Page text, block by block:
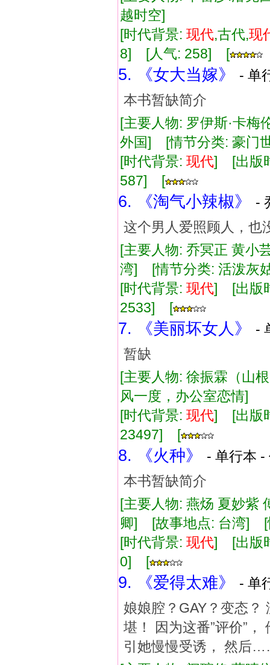
越时空]
[时代背景: 现代,古代,现
8] [人气: 258] [
5. 《女大当嫁》
- 单
本书暂缺简介
[主要人物: 罗伊斯·卡
外国] [情节分类: 豪门
[时代背景: 现代] [出版
587] [
6. 《淘气小辣椒》
-
这个男人爱照顾人，也
[主要人物: 乔冥正 黄小
湾] [情节分类: 活泼
[时代背景: 现代] [出版
2533] [
7. 《美丽坏女人》
-
暂缺
[主要人物: 徐振霖（山
风一度，办公室恋情]
[时代背景: 现代] [出版
23497] [
8. 《火种》
- 单行本
本书暂缺简介
[主要人物: 燕炀 夏妙紫
卿] [故事地点: 台湾] [
[时代背景: 现代] [出版
0] [
9. 《爱得太难》
- 单
娘娘腔？GAY？变态？
堪！ 因为这番”评价”
引她慢慢受诱， 然后